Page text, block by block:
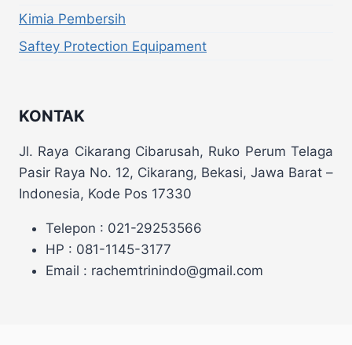
Kimia Pembersih
Saftey Protection Equipament
KONTAK
Jl. Raya Cikarang Cibarusah, Ruko Perum Telaga
Pasir Raya No. 12, Cikarang, Bekasi, Jawa Barat –
Indonesia, Kode Pos 17330
Telepon : 021-29253566
HP : 081-1145-3177
Email : rachemtrinindo@gmail.com